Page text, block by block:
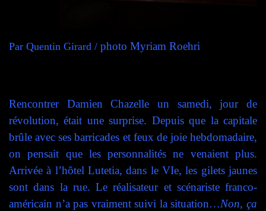
Par Quentin Girard / photo Myriam Roehri
Rencontrer Damien Chazelle un samedi, jour de
révolution, était une surprise. Depuis que la capitale
brûle avec ses barricades et feux de joie hebdomadaire,
on pensait que les personnalités ne venaient plus.
Arrivée à l’hôtel Lutetia, dans le VIe, les gilets jaunes
sont dans la rue. Le réalisateur et scénariste franco-
américain n’a pas vraiment suivi la situation…Non, ça